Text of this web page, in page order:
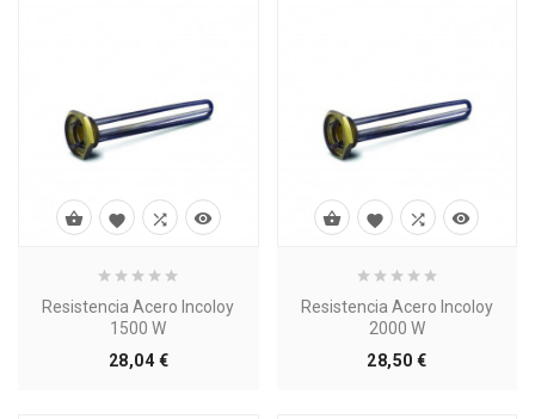
Resistencia Acero Incoloy
1500 W
28,04 €Precio
   
Resistencia Acero Incoloy
2000 W
28,50 €Precio
   